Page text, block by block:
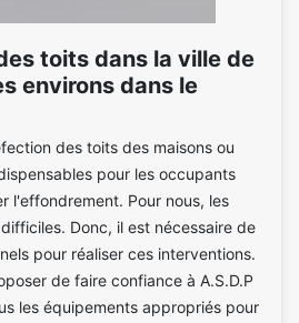
toits dans la ville de
environs dans le
des toits des maisons ou
pour les occupants
l'effondrement. Pour nous, les
Donc, il est nécessaire de
pour réaliser ces interventions.
de faire confiance à A.S.D.P
les équipements appropriés pour